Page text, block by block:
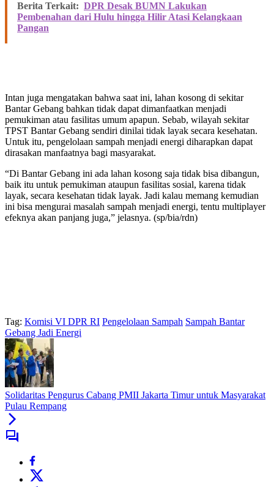
Berita Terkait: DPR Desak BUMN Lakukan
Pembenahan dari Hulu hingga Hilir Atasi Kelangkaan
Pangan
Intan juga mengatakan bahwa saat ini, lahan kosong di sekitar
Bantar Gebang bahkan tidak dapat dimanfaatkan menjadi
pemukiman atau fasilitas umum apapun. Sebab, wilayah sekitar
TPST Bantar Gebang sendiri dinilai tidak layak secara kesehatan.
Untuk itu, pengelolaan sampah menjadi energi diharapkan dapat
dirasakan manfaatnya bagi masyarakat.
“Di Bantar Gebang ini ada lahan kosong saja tidak bisa dibangun,
baik itu untuk pemukiman ataupun fasilitas sosial, karena tidak
layak, secara kesehatan tidak layak. Jadi kalau memang kemudian
ini bisa mengurai masalah sampah menjadi energi, tentu multiplayer
efeknya akan panjang juga,” jelasnya. (sp/bia/rdn)
Tag: Komisi VI DPR RI Pengelolaan Sampah Sampah Bantar
Gebang Jadi Energi
Solidaritas Pengurus Cabang PMII Jakarta Timur untuk Masyarakat
Pulau Rempang